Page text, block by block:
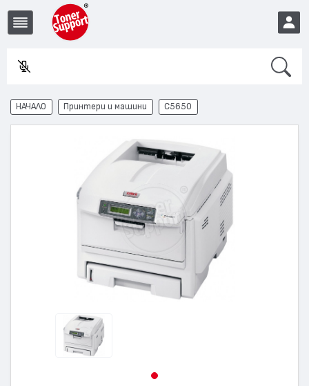
EUR
НАЧАЛО Принтери и машини C5650